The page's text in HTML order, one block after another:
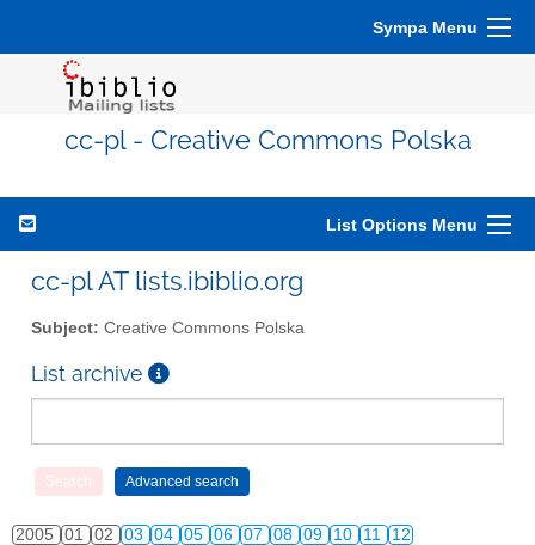
Sympa Menu
cc-pl - Creative Commons Polska
List Options Menu
cc-pl AT lists.ibiblio.org
Subject: Creative Commons Polska
List archive
2005 01 02 03 04 05 06 07 08 09 10 11 12